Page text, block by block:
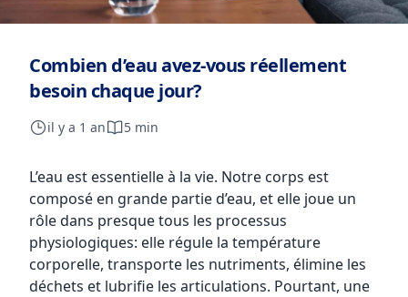
Combien d’eau avez-vous réellement
besoin chaque jour?
il y a 1 an 5 min
L’eau est essentielle à la vie. Notre corps est
composé en grande partie d’eau, et elle joue un
rôle dans presque tous les processus
physiologiques: elle régule la température
corporelle, transporte les nutriments, élimine les
déchets et lubrifie les articulations. Pourtant, une